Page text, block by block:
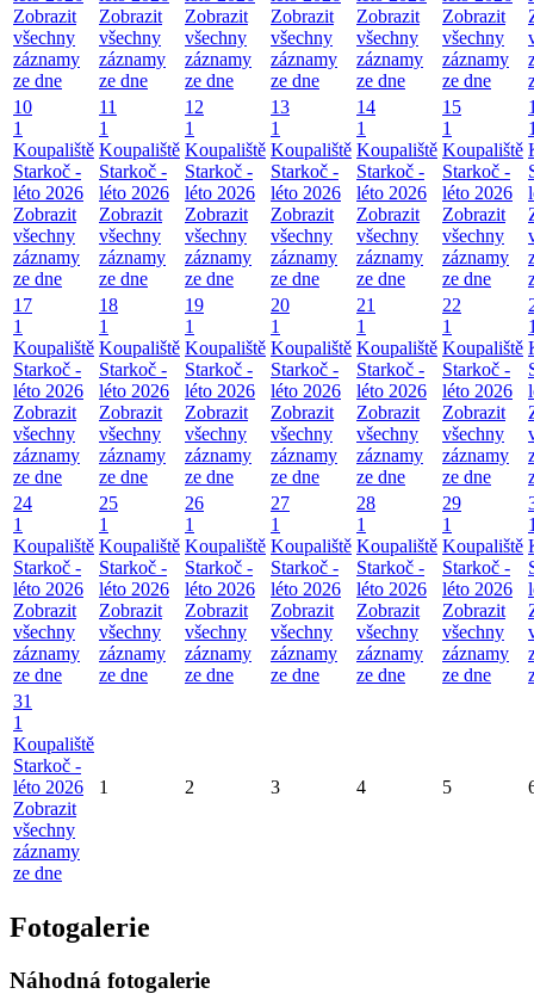
Zobrazit
všechny
záznamy
ze dne
Zobrazit
všechny
záznamy
ze dne
Zobrazit
všechny
záznamy
ze dne
Zobrazit
všechny
záznamy
ze dne
Zobrazit
všechny
záznamy
ze dne
Zobrazit
všechny
záznamy
ze dne
10
1
Koupaliště
Starkoč -
léto 2026
Zobrazit
všechny
záznamy
ze dne
11
1
Koupaliště
Starkoč -
léto 2026
Zobrazit
všechny
záznamy
ze dne
12
1
Koupaliště
Starkoč -
léto 2026
Zobrazit
všechny
záznamy
ze dne
13
1
Koupaliště
Starkoč -
léto 2026
Zobrazit
všechny
záznamy
ze dne
14
1
Koupaliště
Starkoč -
léto 2026
Zobrazit
všechny
záznamy
ze dne
15
1
Koupaliště
Starkoč -
léto 2026
Zobrazit
všechny
záznamy
ze dne
17
1
Koupaliště
Starkoč -
léto 2026
Zobrazit
všechny
záznamy
ze dne
18
1
Koupaliště
Starkoč -
léto 2026
Zobrazit
všechny
záznamy
ze dne
19
1
Koupaliště
Starkoč -
léto 2026
Zobrazit
všechny
záznamy
ze dne
20
1
Koupaliště
Starkoč -
léto 2026
Zobrazit
všechny
záznamy
ze dne
21
1
Koupaliště
Starkoč -
léto 2026
Zobrazit
všechny
záznamy
ze dne
22
1
Koupaliště
Starkoč -
léto 2026
Zobrazit
všechny
záznamy
ze dne
24
1
Koupaliště
Starkoč -
léto 2026
Zobrazit
všechny
záznamy
ze dne
25
1
Koupaliště
Starkoč -
léto 2026
Zobrazit
všechny
záznamy
ze dne
26
1
Koupaliště
Starkoč -
léto 2026
Zobrazit
všechny
záznamy
ze dne
27
1
Koupaliště
Starkoč -
léto 2026
Zobrazit
všechny
záznamy
ze dne
28
1
Koupaliště
Starkoč -
léto 2026
Zobrazit
všechny
záznamy
ze dne
29
1
Koupaliště
Starkoč -
léto 2026
Zobrazit
všechny
záznamy
ze dne
31
1
Koupaliště
Starkoč -
léto 2026
Zobrazit
všechny
záznamy
ze dne
1 2 3 4 5
Fotogalerie
Náhodná fotogalerie